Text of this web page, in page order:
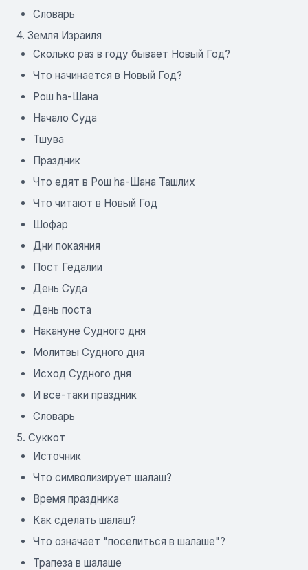
Словарь
4. Земля Израиля
Сколько раз в году бывает Новый Год?
Что начинается в Новый Год?
Рош ha-Шана
Начало Суда
Тшува
Праздник
Что едят в Рош ha-Шана Ташлих
Что читают в Новый Год
Шофар
Дни покаяния
Пост Гедалии
День Суда
День поста
Накануне Судного дня
Молитвы Судного дня
Исход Судного дня
И все-таки праздник
Словарь
5. Суккот
Источник
Что символизирует шалаш?
Время праздника
Как сделать шалаш?
Что означает "поселиться в шалаше"?
Трапеза в шалаше